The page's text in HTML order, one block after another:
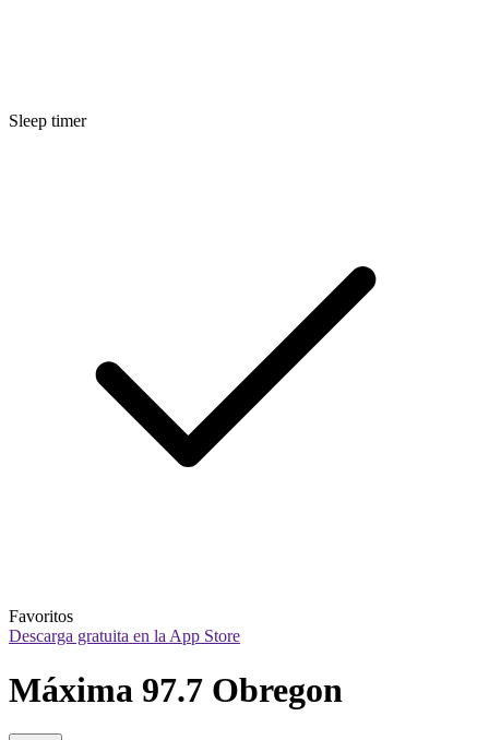
Sleep timer
Favoritos
Descarga gratuita en la App Store
Máxima 97.7 Obregon